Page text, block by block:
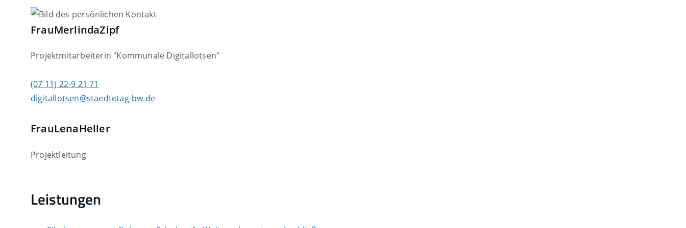
FrauMerlindaZipf
Projektmitarbeiterin "Kommunale Digitallotsen"
(07 11) 22-9 21 71
digitallotsen@staedtetag-bw.de
FrauLenaHeller
Projektleitung
Leistungen